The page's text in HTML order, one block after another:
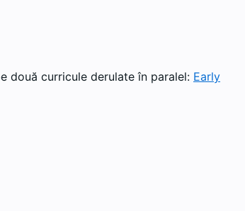
două curricule derulate în paralel: Early